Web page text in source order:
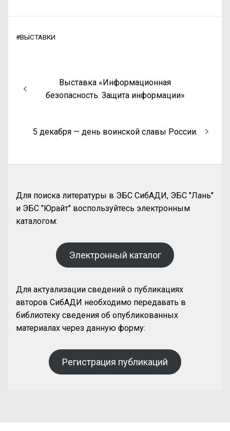
#ВЫСТАВКИ
Выставка «Информационная
безопасность. Защита информации»
5 декабря — день воинской славы России.
Для поиска литературы в ЭБС СибАДИ, ЭБС "Лань"
и ЭБС "Юрайт" воспользуйтесь электронным
каталогом:
Электронный каталог
Для актуализации сведений о публикациях
авторов СибАДИ необходимо передавать в
библиотеку сведения об опубликованных
материалах через данную форму:
Регистрация публикаций